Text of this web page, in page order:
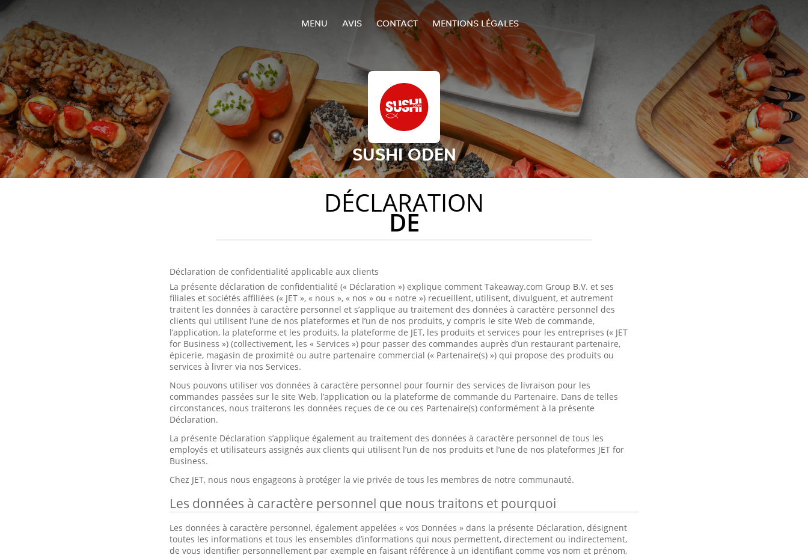
MENU AVIS CONTACT MENTIONS LÉGALES
SUSHI ODEN
DÉCLARATION
DE
Déclaration de confidentialité applicable aux clients
La présente déclaration de confidentialité (« Déclaration ») explique comment Takeaway.com Group B.V. et ses
filiales et sociétés affiliées (« JET », « nous », « nos » ou « notre ») recueillent, utilisent, divulguent, et autrement
traitent les données à caractère personnel et s’applique au traitement des données à caractère personnel des
clients qui utilisent l’une de nos plateformes et l’un de nos produits, y compris le site Web de commande,
l’application, la plateforme et les produits, la plateforme de JET, les produits et services pour les entreprises (« JET
for Business ») (collectivement, les « Services ») pour passer des commandes auprès d’un restaurant partenaire,
épicerie, magasin de proximité ou autre partenaire commercial (« Partenaire(s) ») qui propose des produits ou
services à livrer via nos Services.
Nous pouvons utiliser vos données à caractère personnel pour fournir des services de livraison pour les
commandes passées sur le site Web, l’application ou la plateforme de commande du Partenaire. Dans de telles
circonstances, nous traiterons les données reçues de ce ou ces Partenaire(s) conformément à la présente
Déclaration.
La présente Déclaration s’applique également au traitement des données à caractère personnel de tous les
employés et utilisateurs assignés aux clients qui utilisent l’un de nos produits et l’une de nos plateformes JET for
Business.
Chez JET, nous nous engageons à protéger la vie privée de tous les membres de notre communauté.
Les données à caractère personnel que nous traitons et pourquoi
Les données à caractère personnel, également appelées « vos Données » dans la présente Déclaration, désignent
toutes les informations et tous les ensembles d’informations qui nous permettent, directement ou indirectement,
de vous identifier personnellement par exemple en faisant référence à un identifiant comme vos nom et prénom,